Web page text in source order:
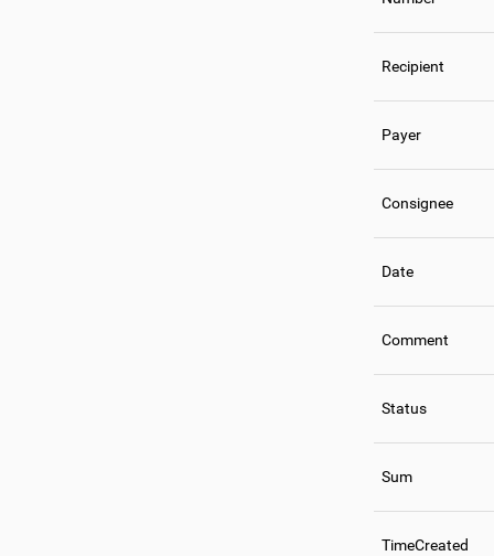
Recipient
Payer
Consignee
Date
Comment
Status
Sum
TimeCreated